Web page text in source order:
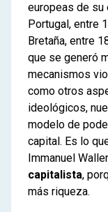
europeas de su
Portugal, entre
Bretaña, entre
que se generó
mecanismos
como otros
ideológicos,
modelo de
capital. Es lo
Immanuel
capitalista,
más riqueza.